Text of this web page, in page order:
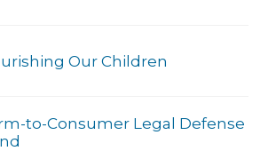
Our Children
to-Consumer Legal Defense